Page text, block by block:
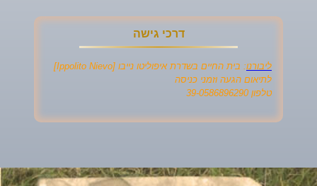
דרכי גישה
ליבורנו: בית החיים בשדרת איפוליטו נייבו [Ippolito Nievo]
לתיאום הגעה וזמני כניסה
טלפון 39-0586896290